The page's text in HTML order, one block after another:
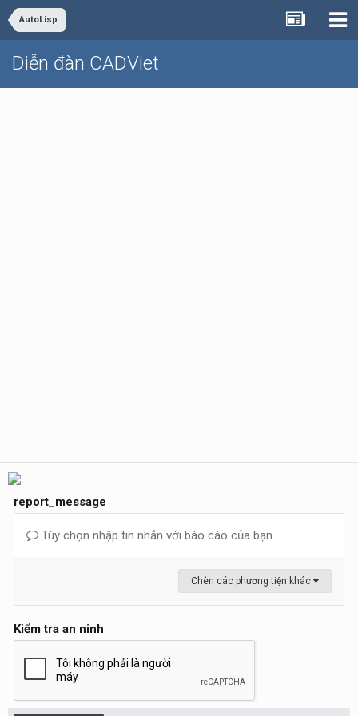
AutoLisp
Diễn đàn CADViet
report_message
Tùy chọn nhập tin nhắn với báo cáo của bạn.
Chèn các phương tiện khác
Kiểm tra an ninh